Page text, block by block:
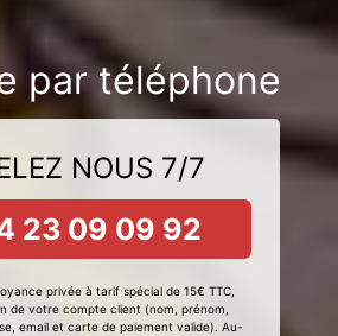
par téléphone
NOUS 7/7
23 09 09 92
privée à tarif spécial de 15€ TTC,
de votre compte client (nom, prénom,
email et carte de paiement valide). Au-